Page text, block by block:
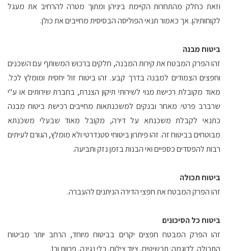
וזאת כחלק מהתחרות הקיימת ביניהן ומתוך מטרה להרחיב את מעגל
לקוחותיהן. אך כאמור תנאי הפוליסה הבסיסית מחייבים את כולן.
ביטוח מבנה
זהו הפרק המבטח את קירות המבנה, חלקים ברכוש המשותף עם השכנים
וחפצים הצמודים למבנה בדרך קבע. זהו ביטוח זול יחסית ומומלץ לכל.
מאוד מקובלת רכישת מנוי לשירותי תיקון הצנרת, בחברת שירותים או ע"י
שרברב פרטי. מאחר ובנקים למשכנתאות מחייבים רכישת ביטוח מבנה
כתנאי לקבלת משכנתא על דירה, מקובל מאוד שבעלי משכנתא
מבוטחים בביטוח זה. זהו פיתרון ביטוחי סטנדרטי ולא מומלץ, הגורם לעיתים
רבות להפסדים כספיים ואי הבנות בזמן נזק ותביעה.
ביטוח תכולה
זהו הפרק המבטח את חפצי הדירה הניתנים להעברה.
ביטוח כל הסיכונים
זהו הפרק המבטח חפצים יקרים בביטוח מיוחד, הרחב יותר מביטוח
התכולה. לדוגמה: תכשיטים, ציוד צילום, כלי נגינה, פרוות וכו'.